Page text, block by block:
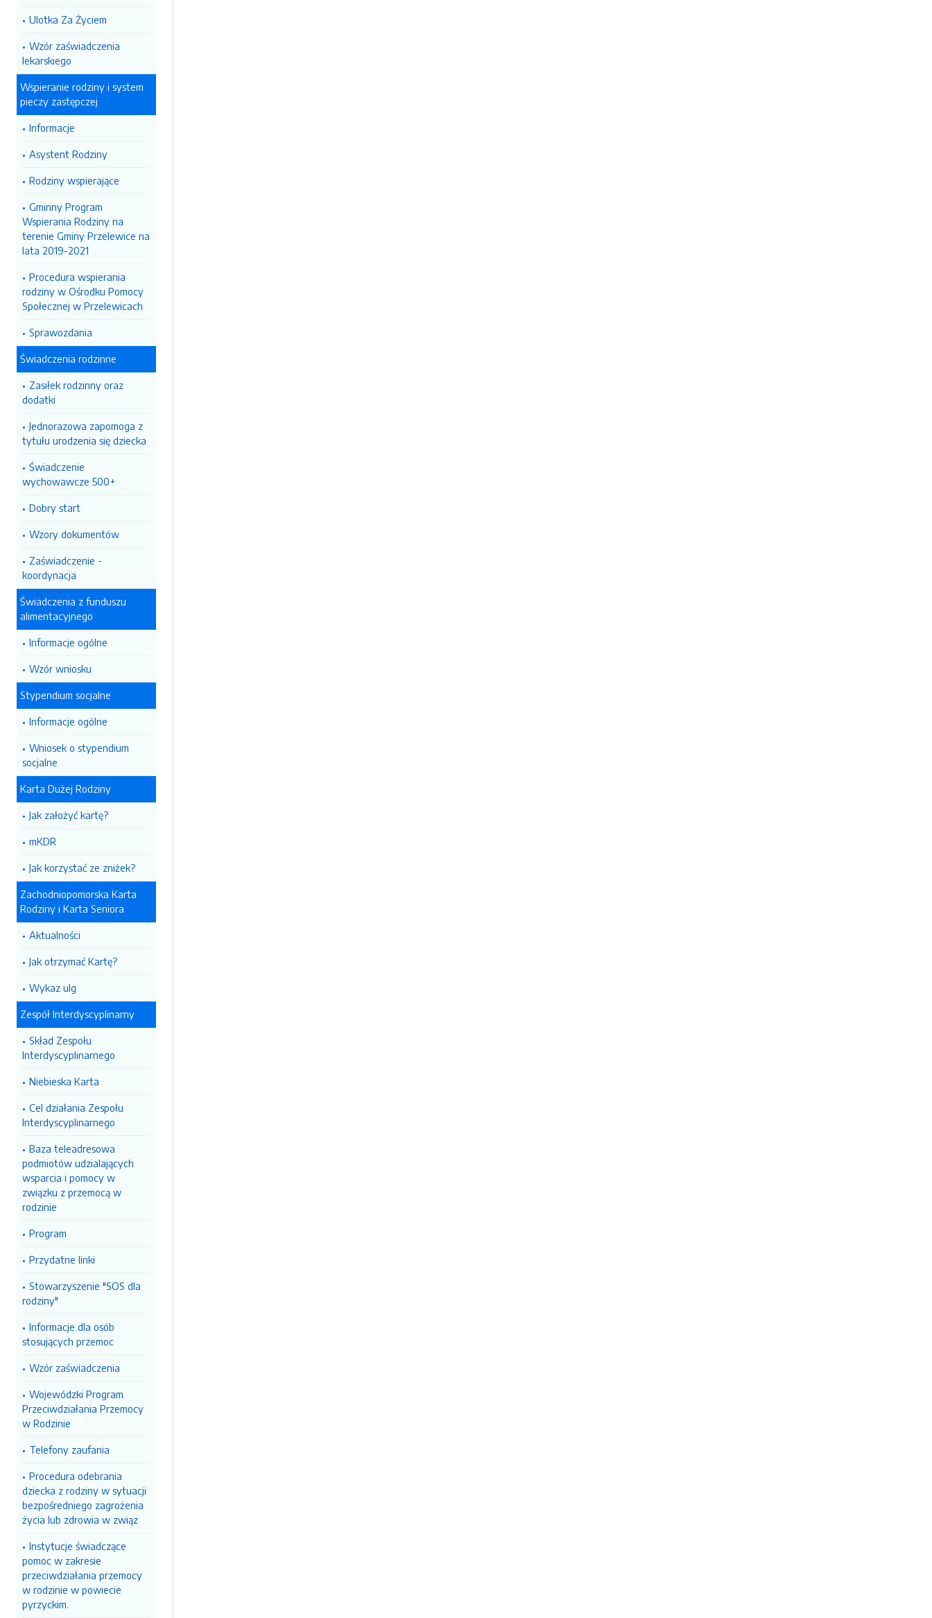
Ulotka Za Życiem
Wzór zaświadczenia
lekarskiego
Wspieranie rodziny i system
pieczy zastępczej
Informacje
Asystent Rodziny
Rodziny wspierające
Gminny Program
Wspierania Rodziny na
terenie Gminy Przelewice na
lata 2019-2021
Procedura wspierania
rodziny w Ośrodku Pomocy
Społecznej w Przelewicach
Sprawozdania
Świadczenia rodzinne
Zasiłek rodzinny oraz
dodatki
Jednorazowa zapomoga z
tytułu urodzenia się dziecka
Świadczenie
wychowawcze 500+
Dobry start
Wzory dokumentów
Zaświadczenie -
koordynacja
Świadczenia z funduszu
alimentacyjnego
Informacje ogólne
Wzór wniosku
Stypendium socjalne
Informacje ogólne
Wniosek o stypendium
socjalne
Karta Dużej Rodziny
Jak założyć kartę?
mKDR
Jak korzystać ze zniżek?
Zachodniopomorska Karta
Rodziny i Karta Seniora
Aktualności
Jak otrzymać Kartę?
Wykaz ulg
Zespół Interdyscyplinarny
Skład Zespołu
Interdyscyplinarnego
Niebieska Karta
Cel działania Zespołu
Interdyscyplinarnego
Baza teleadresowa
podmiotów udzialających
wsparcia i pomocy w
związku z przemocą w
rodzinie
Program
Przydatne linki
Stowarzyszenie "SOS dla
rodziny"
Informacje dla osób
stosujących przemoc
Wzór zaświadczenia
Wojewódzki Program
Przeciwdziałania Przemocy
w Rodzinie
Telefony zaufania
Procedura odebrania
dziecka z rodziny w sytuacji
bezpośredniego zagrożenia
życia lub zdrowia w związ
Instytucje świadczące
pomoc w zakresie
przeciwdziałania przemocy
w rodzinie w powiecie
pyrzyckim.